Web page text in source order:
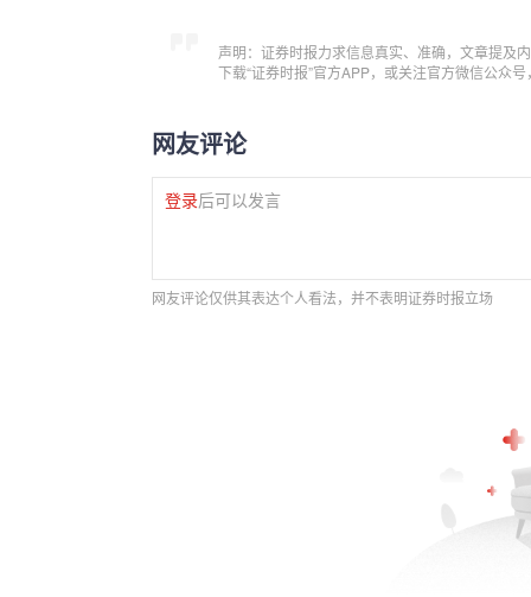
声明：证券时报力求信息真实、准确，文章提及
下载“证券时报”官方APP，或关注官方微信公众
网友评论
登录后可以发言
网友评论仅供其表达个人看法，并不表明证券时报立场